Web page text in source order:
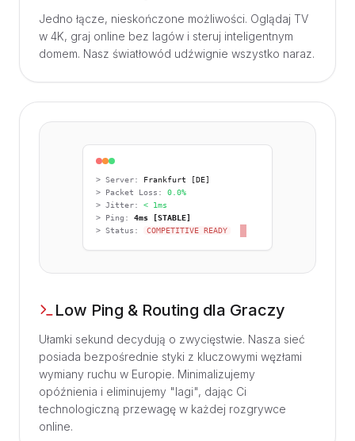
Jedno łącze, nieskończone możliwości. Oglądaj TV
w 4K, graj online bez lagów i steruj inteligentnym
domem. Nasz światłowód udźwignie wszystko naraz.
> Server: Frankfurt [DE]
> Packet Loss: 0.0%
> Jitter: < 1ms
> Ping: 4ms [STABLE]
> Status:
COMPETITIVE READY
Low Ping & Routing dla Graczy
Ułamki sekund decydują o zwycięstwie. Nasza sieć
posiada bezpośrednie styki z kluczowymi węzłami
wymiany ruchu w Europie. Minimalizujemy
opóźnienia i eliminujemy "lagi", dając Ci
technologiczną przewagę w każdej rozgrywce
online.